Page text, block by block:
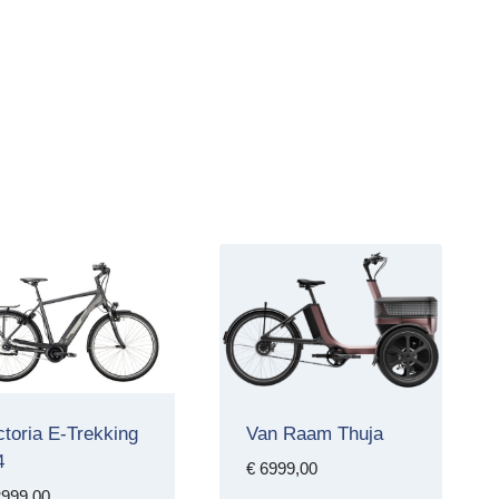
E-Trekking
Van Raam Thuja
€ 6999,00